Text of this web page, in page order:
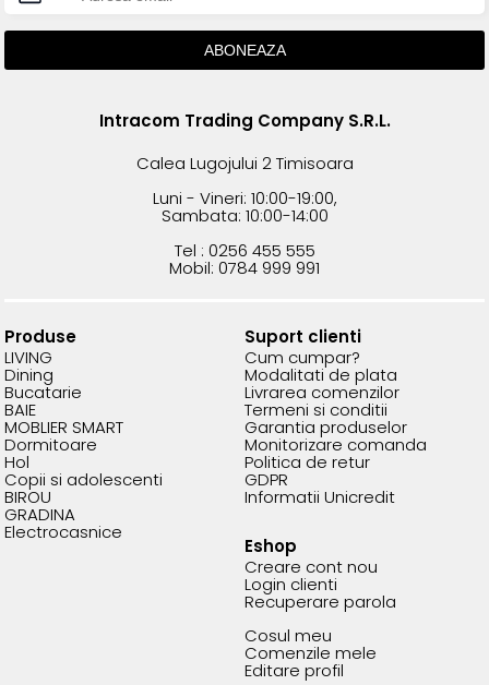
Intracom Trading Company S.R.L.
Calea Lugojului 2 Timisoara
Luni - Vineri: 10:00-19:00,
Sambata: 10:00-14:00
Tel : 0256 455 555
Mobil: 0784 999 991
Produse
LIVING
Dining
Bucatarie
BAIE
MOBLIER SMART
Dormitoare
Hol
Copii si adolescenti
BIROU
GRADINA
Electrocasnice
Suport clienti
Cum cumpar?
Modalitati de plata
Livrarea comenzilor
Termeni si conditii
Garantia produselor
Monitorizare comanda
Politica de retur
GDPR
Informatii Unicredit
Eshop
Creare cont nou
Login clienti
Recuperare parola
Cosul meu
Comenzile mele
Editare profil